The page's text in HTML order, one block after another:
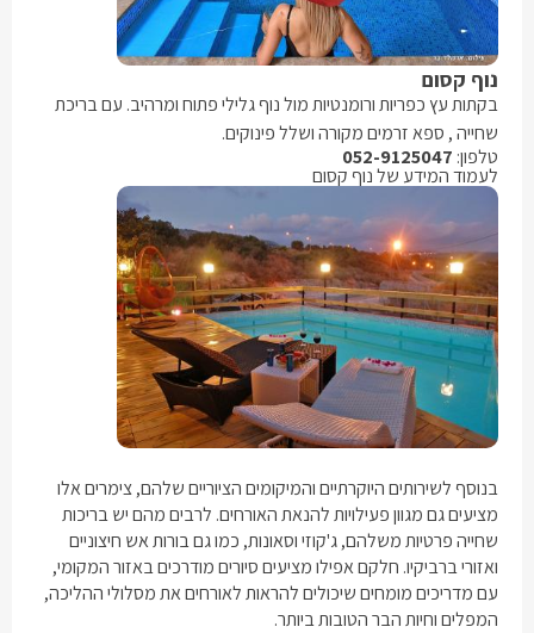
נוף קסום
בקתות עץ כפריות ורומנטיות מול נוף גלילי פתוח ומרהיב. עם בריכת
שחייה , ספא זרמים מקורה ושלל פינוקים.
טלפון: 052-9125047
לעמוד המידע של נוף קסום
בנוסף לשירותים היוקרתיים והמיקומים הציוריים שלהם, צימרים אלו
מציעים גם מגוון פעילויות להנאת האורחים. לרבים מהם יש בריכות
שחייה פרטיות משלהם, ג'קוזי וסאונות, כמו גם בורות אש חיצוניים
ואזורי ברביקיו. חלקם אפילו מציעים סיורים מודרכים באזור המקומי,
עם מדריכים מומחים שיכולים להראות לאורחים את מסלולי ההליכה,
המפלים וחיות הבר הטובות ביותר.